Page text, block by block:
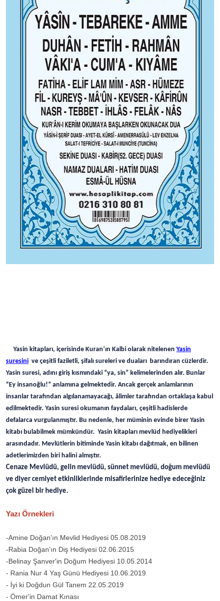
Yasin kitapları, içerisinde Kuran’ın Kalbi olarak nitelenen Yasin
suresini ve çeşitli faziletli, şifalı sureleri ve duaları barındıran cüzlerdir.
Yasin suresi, adını giriş kısmındaki “ya, sin” kelimelerinden alır. Bunlar
“Ey insanoğlu!” anlamına gelmektedir. Ancak gerçek anlamlarının
insanlar tarafından algılanamayacağı, âlimler tarafından ortaklaşa kabul
edilmektedir. Yasin suresi okumanın faydaları, çeşitli hadislerde
defalarca vurgulanmıştır. Bu nedenle, her müminin evinde birer Yasin
kitabı bulabilmek mümkündür. Yasin kitapları mevlüd hediyelikleri
arasındadır. Mevlütlerin bitiminde Yasin kitabı dağıtmak, en bilinen
adetlerimizden biri halini almıştır.
Cenaze Mevlüdü, gelin mevlüdü, sünnet mevlüdü, doğum mevlüdü
ve diyer cemiyet etkinliklerinde misafirlerinize hediye edeceğiniz
çok güzel bir hediye.
Yazı Örnekleri
-Amine Doğan'ın Mevlid Hediyesi 05.08.2019
-Rabia Doğan'ın Diş Hediyesi 02.06.2015
-Belinay Şanver'in Doğum Hediyesi 10.05.2014
- Rania Nur 4 Yaş Günü Hediyesi 10.06.2019
- İyi ki Doğdun Gül Tanem 22.05.2019
- Ömer'in Damat Kınası